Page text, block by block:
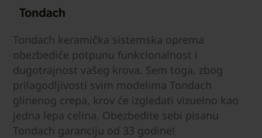
Tondach keramička sistemska oprema
obezbediće potpunu funkcionalnost i
dugotrajnost vašeg krova. Sem toga, zbog
prilagodljivosti svim modelima Tondach
glinenog crepa, krov će izgledati vizuelno kao
jedna lepa celina. Obezbedite sebi pisanu
Tondach garanciju od 33 godine!